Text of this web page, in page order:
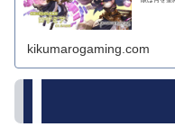
kikumarogaming.com